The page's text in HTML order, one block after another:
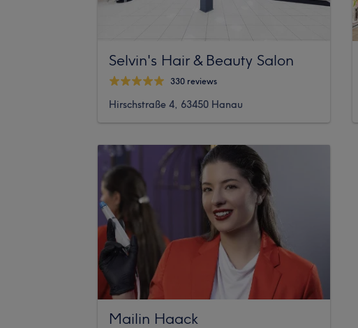
Selvin's Hair & Beauty Salon
330 reviews
Hirschstraße 4, 63450 Hanau
Mailin Haack